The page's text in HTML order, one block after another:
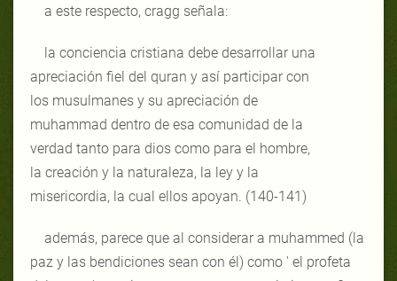
a este respecto, cragg señala:
la conciencia cristiana debe desarrollar una
apreciación fiel del quran y así participar con
los musulmanes y su apreciación de
muhammad dentro de esa comunidad de la
verdad tanto para dios como para el hombre,
la creación y la naturaleza, la ley y la
misericordia, la cual ellos apoyan. (140-141)
además, parece que al considerar a muhammed (la
paz y las bendiciones sean con él) como ' el profeta